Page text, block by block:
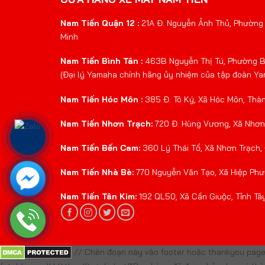
Nam Tiến Quận 12 : 21A Đ. Nguyễn Ảnh Thủ,
Minh
Nam Tiến Bình Tân : 463B Nguyễn Thị Tú, Phường
(Đại lý Yamaha chính hãng ủy nhiệm của tập đoàn
Nam Tiến Hóc Môn : 385 Đ. Tô Ký, Xã Hóc Môn,
Nam Tiến Nhơn Trạch: 720 Đ. Hùng Vương, Xã
Nam Tiến Bến Cam: 360 Lý Thái Tổ, Xã Nhơn Trạch,
Nam Tiến Nhà Bè: 770 Nguyễn Văn Tạo, Xã Hiệp
Nam Tiến Tân Kim: 192 QL50, Xã Cần Giuộc, Tỉnh
// Chèn đoạn này vào footer hoặc thankyou